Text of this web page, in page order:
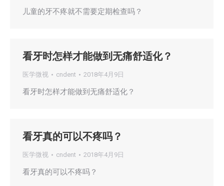
儿童的牙不疼就不需要定期检查吗？
看牙时怎样才能做到无痛舒适化？
医学微视 cndent 2018年4月9日
看牙时怎样才能做到无痛舒适化？
看牙真的可以不疼吗？
医学微视 cndent 2018年4月9日
看牙真的可以不疼吗？